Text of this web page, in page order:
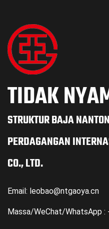
TIDAK
STRUKTUR BAJA
PERDAGANGAN
CO., LTD.
Email: leobao@ntgaoya.cn
Massa/WeChat/WhatsApp